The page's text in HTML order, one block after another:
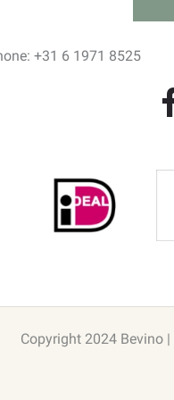
+31 6 1971 8525
Copyright 2024 Bevino |